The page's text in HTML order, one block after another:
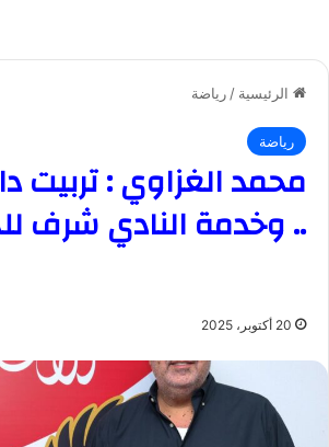
الرئيسية / رياضة
رياضة
محمد الغزاوي : تربيت
.. وخدمة النادي شرف
20 أكتوبر، 2025